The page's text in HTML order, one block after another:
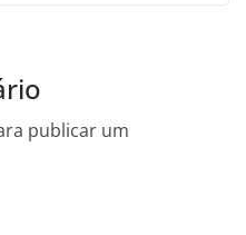
publicar um